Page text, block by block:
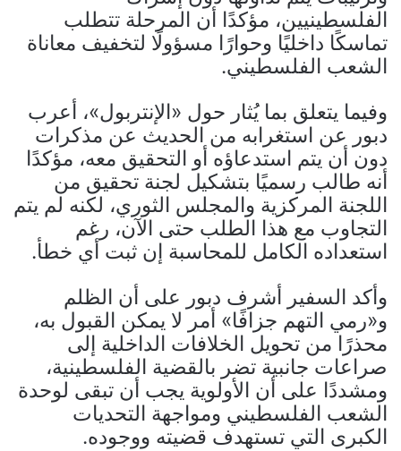
الفلسطينيين، مؤكدًا أن المرحلة تتطلب
تماسكًا داخليًا وحوارًا مسؤولًا لتخفيف معاناة
الشعب الفلسطيني.
وفيما يتعلق بما يُثار حول «الإنتربول»، أعرب
دبور عن استغرابه من الحديث عن مذكرات
دون أن يتم استدعاؤه أو التحقيق معه، مؤكدًا
أنه طالب رسميًا بتشكيل لجنة تحقيق من
اللجنة المركزية والمجلس الثوري، لكنه لم يتم
التجاوب مع هذا الطلب حتى الآن، رغم
استعداده الكامل للمحاسبة إن ثبت أي خطأ.
وأكد السفير أشرف دبور على أن الظلم
و«رمي التهم جزافًا» أمر لا يمكن القبول به،
محذرًا من تحويل الخلافات الداخلية إلى
صراعات جانبية تضر بالقضية الفلسطينية،
ومشددًا على أن الأولوية يجب أن تبقى لوحدة
الشعب الفلسطيني ومواجهة التحديات
الكبرى التي تستهدف قضيته ووجوده.